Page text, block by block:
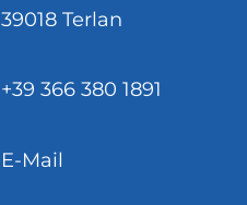
39018 Terlan
+39 366 380 1891
E-Mail